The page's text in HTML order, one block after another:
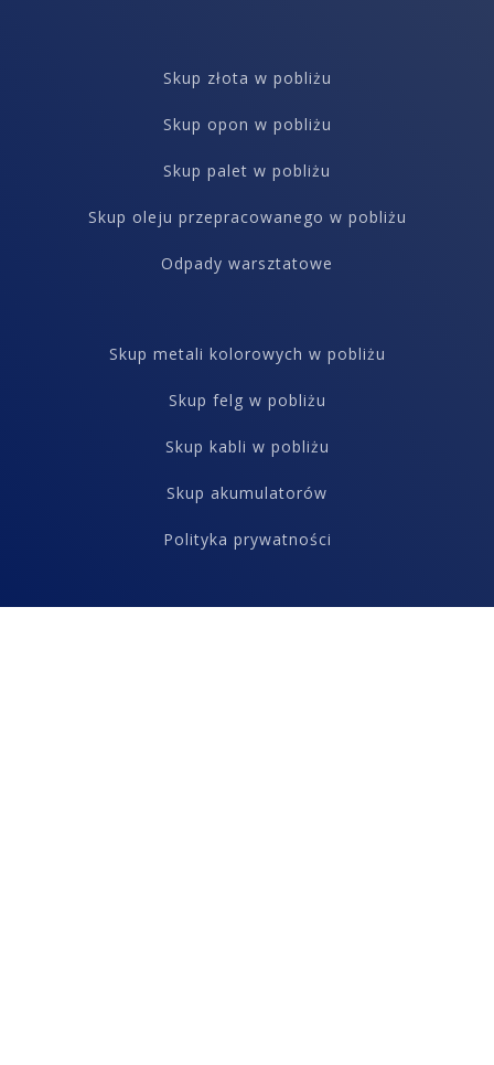
Skup złota w pobliżu
Skup opon w pobliżu
Skup palet w pobliżu
Skup oleju przepracowanego w pobliżu
Odpady warsztatowe
Skup metali kolorowych w pobliżu
Skup felg w pobliżu
Skup kabli w pobliżu
Skup akumulatorów
Polityka prywatności